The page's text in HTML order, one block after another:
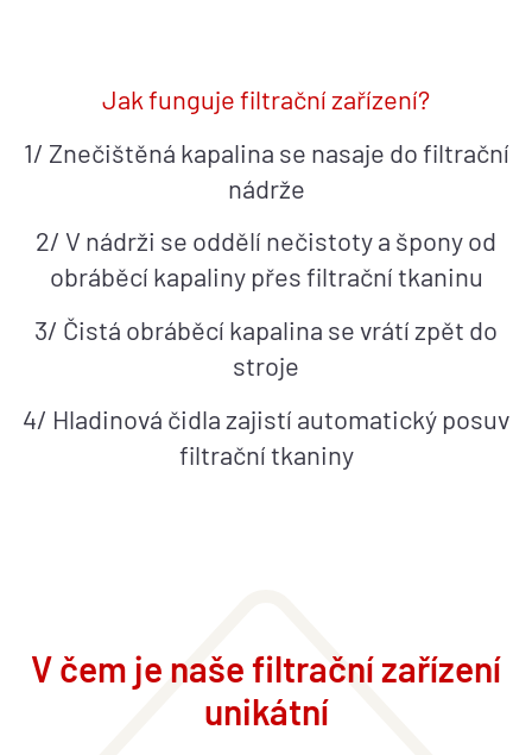
Jak funguje filtrační zařízení?
1/ Znečištěná kapalina se nasaje do filtrační
nádrže
2/ V nádrži se oddělí nečistoty a špony od
obráběcí kapaliny přes filtrační tkaninu
3/ Čistá obráběcí kapalina se vrátí zpět do
stroje
4/ Hladinová čidla zajistí automatický posuv
filtrační tkaniny
V čem je naše filtrační zařízení
unikátní